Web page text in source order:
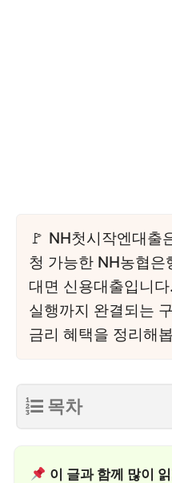
NH첫시작엔대출
청 가능한 NH농협은
대면 신용대출입니
실행까지 완결되는
금리 혜택을 정리해
목차
이 글과 함께 많이